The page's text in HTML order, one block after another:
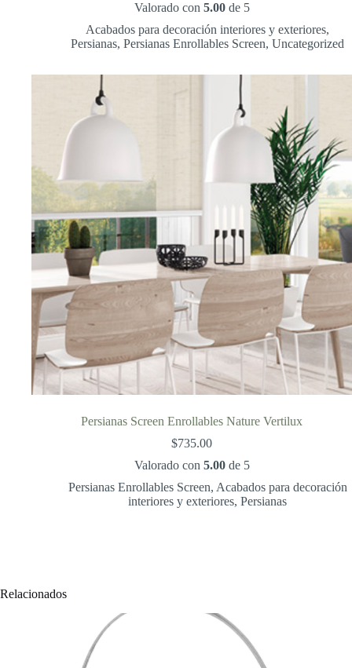
Valorado con 5.00de 5
Acabados para decoración interiores y exteriores,
Persianas, Persianas Enrollables Screen, Uncategorized
Persianas Screen Enrollables Nature Vertilux
$735.00
Valorado con 5.00de 5
Persianas Enrollables Screen, Acabados para decoración
interiores y exteriores, Persianas
Relacionados